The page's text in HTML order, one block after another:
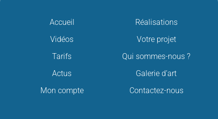
Accueil
Réalisations
Vidéos
Votre projet
Tarifs
Qui sommes-nous ?
Actus
Galerie d’art
Mon compte
Contactez-nous